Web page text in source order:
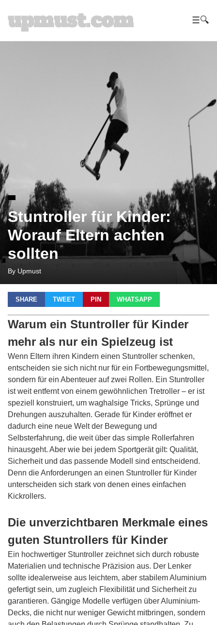
upmust.com ☰🔍
Stuntroller für Kinder:
Worauf Eltern achten
sollten
By Upmust
SHARE TWEET PIN WHATSAPP
Warum ein Stuntroller für Kinder
mehr als nur ein Spielzeug ist
Wenn Eltern ihren Kindern einen Stuntroller schenken,
entscheiden sie sich nicht nur für ein Fortbewegungsmittel,
sondern für ein Abenteuer auf zwei Rollen. Ein Stuntroller
ist weit entfernt von einem gewöhnlichen Tretroller – er ist
speziell konstruiert, um waghalsige Tricks, Sprünge und
Drehungen auszuhalten. Gerade für Kinder eröffnet er
dadurch eine neue Welt der Bewegung und
Selbsterfahrung, die weit über das simple Rollerfahren
hinausgeht. Aber wie bei jedem Sportgerät gilt: Qualität,
Sicherheit und das passende Modell sind entscheidend.
Denn die Anforderungen an einen Stuntroller für Kinder
unterscheiden sich stark von denen eines einfachen
Kickrollers.
Die unverzichtbaren Merkmale eines
guten Stuntrollers für Kinder
Ein hochwertiger Stuntroller zeichnet sich durch robuste
Materialien und technische Präzision aus. Der Lenker
sollte idealerweise aus leichtem, aber stabilem Aluminium
gefertigt sein, um zugleich Flexibilität und Sicherheit zu
garantieren. Gängige Modelle verfügen über Aluminium-
Decks, die nicht nur weniger Gewicht mitbringen, sondern